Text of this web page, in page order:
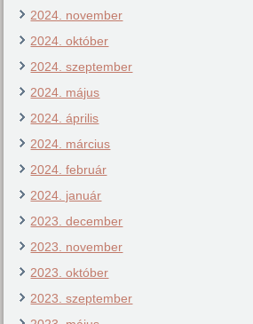
2024. november
2024. október
2024. szeptember
2024. május
2024. április
2024. március
2024. február
2024. január
2023. december
2023. november
2023. október
2023. szeptember